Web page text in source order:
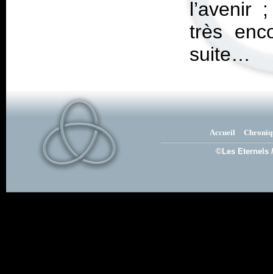
l’avenir
très
suite…
Accueil
©Les Eternels